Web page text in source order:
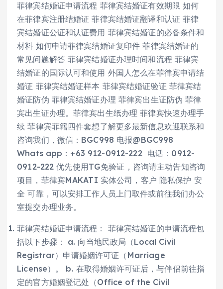
菲律宾结婚证申请流程 菲律宾结婚证有效期限 如何
在菲律宾注册结婚证 菲律宾结婚证翻译和认证 菲律
宾结婚证公证和认证费用 菲律宾结婚证的必备条件和
材料 如何申请菲律宾结婚证复印件 菲律宾结婚证的
常见问题解答 菲律宾结婚证办理时间和流程 菲律宾
结婚证的国际认可和使用 外国人怎么在菲律宾申请结
婚证 菲律宾结婚证样本 菲律宾结婚证验证 菲律宾结
婚证防伪 菲律宾结婚证办理 菲律宾出生证防伪 菲律
宾出生证办理。菲律宾出生纸办理 菲律宾快速办理手
续 菲律宾菲籍四件套想了解更多最新信息欢迎联系和
咨询我们，微信：BGC998 电报@BGC998
Whats app：+63 912-0912-222 电话：0912-
0912-222 优先使用TG免验证，咨询请主动告知咨询
项目，菲律宾MAKATI 实体公司，客户 隐私保护 安
全 可靠，可以安排工作人员上门取件或前往我们办公
室提交办理业务。
菲律宾结婚证申请流程： 菲律宾结婚证的申请流程包
括以下步骤： a. 向当地民政局（Local Civil
Registrar）申请婚姻许可证（Marriage
License）。 b. 在取得婚姻许可证后，与伴侣前往指
定的官方婚姻登记处（Office of the Civil